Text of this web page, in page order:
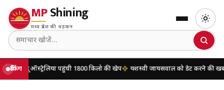
MPShining
मध्य प्रदेश की धड़कन
ब्रेकिंग पहुंची 1800 किलो की खेप यशस्वी जायसवाल को डेट करने की खबरों पर मृणाल